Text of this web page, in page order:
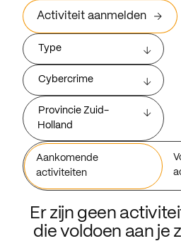
Activiteit aanmelden
Type
Cybercrime
Provincie Zuid-
Holland
Aankomende
activiteiten
Er zijn geen
die voldoen aan je